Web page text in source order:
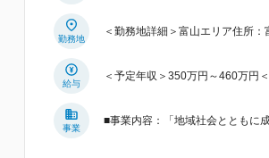
勤務地
＜勤務地詳細＞富山エリア住所
給与
＜予定年収＞350万円～460万円
事業
■事業内容：「地域社会とともに